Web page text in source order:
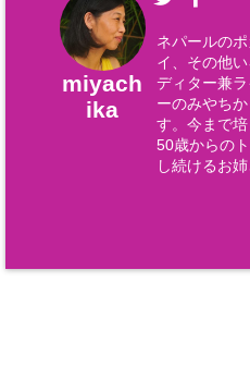
miyach
ika
ネパールの
イ、その他
ディター兼
ーのみやち
す。今まで培
50歳からの
し続けるお姉